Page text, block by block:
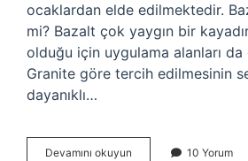
ocaklardan elde edilmektedir.
mi? Bazalt çok yaygın bir
olduğu için uygulama alanları da
Granite göre tercih edilmesinin
dayanıklı…
Devamını okuyun 10 Yorum